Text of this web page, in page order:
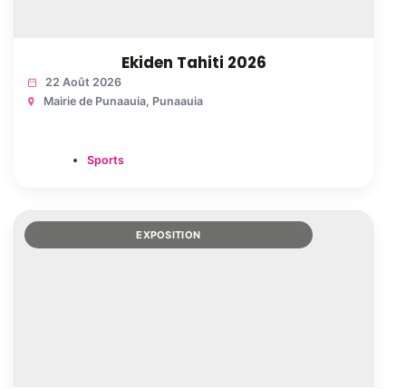
Ekiden Tahiti 2026
22 Août 2026
Mairie de Punaauia, Punaauia
Sports
EXPOSITION